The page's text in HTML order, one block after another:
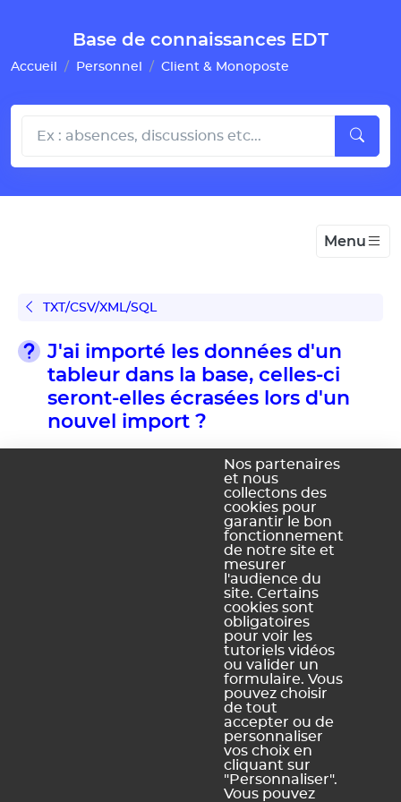
Base de connaissances EDT
Accueil Personnel Client & Monoposte
Menu
TXT/CSV/XML/SQL
J'ai importé les données d'un
tableur dans la base, celles-ci
seront-elles écrasées lors d'un
nouvel import ?
Non. Lorsque vous effectuez un import depuis un
tableur, les nouvelles données sont ajoutées à la liste, et
les anciennes données ne sont pas supprimées.
Ce contenu vous a été utile ?
Pas vraiment
https://docs.index-education.com/docs_fr/fr-edt-
support-fiche-81-111-j-ai-importe-les-donnees-d-un-
tableur-dans-la-base-celles-ci-seront-elles-ecrasees-lors-
d-un-nouvel-import.php
Vous ne trouvez pas de réponse à votre question ?
Nos partenaires
et nous
collectons des
cookies pour
garantir le bon
fonctionnement
de notre site et
mesurer
l'audience du
site. Certains
cookies sont
obligatoires
pour voir les
tutoriels vidéos
ou valider un
formulaire. Vous
pouvez choisir
de tout
accepter ou de
personnaliser
vos choix en
cliquant sur
"Personnaliser".
Vous pouvez